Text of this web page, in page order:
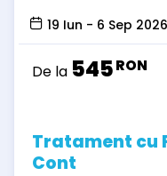
19 Iun - 6 Sep 2026
De la 545RON
Tratament cu
Cont